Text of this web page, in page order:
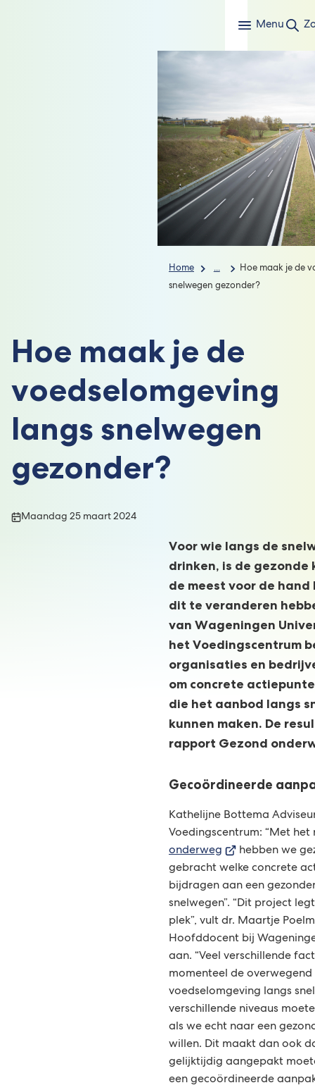
Menu
Home ...
Hoe maak je de
snelwegen gezonder?
Hoe maak je de
voedselomgeving
langs snelwegen
gezonder?
Publicatiedatum:
Maandag 25 maart 2024
Voor wie langs de
drinken, is de gezonde
de meest voor de
dit te veranderen
van Wageningen
het Voedingscentrum
organisaties en
om concrete
die het aanbod langs
kunnen maken. De
rapport Gezond
Gecoördineerde
Kathelijne Bottema
Voedingscentrum: “Met
onderweg (Verwijst
naar
een
externe
website)
hebben we
gebracht welke concrete
bijdragen aan een
snelwegen”. “Dit project
plek”, vult dr. Maartje
Hoofddocent bij
aan. “Veel verschillende
momenteel de overwegend
voedselomgeving langs
verschillende niveaus
als we echt naar een
willen. Dit maakt dan ook
gelijktijdig aangepakt
een gecoördineerde